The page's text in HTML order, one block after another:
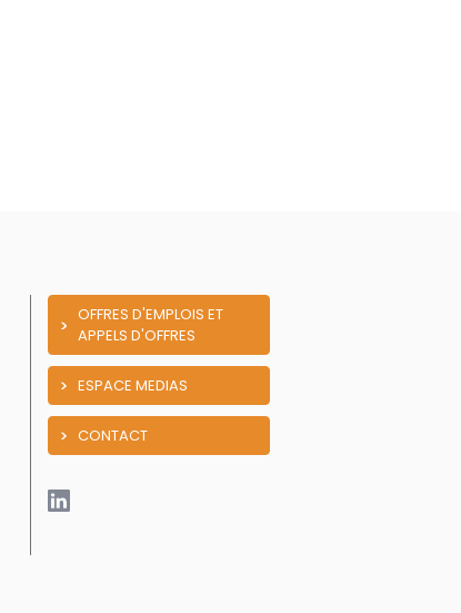
OFFRES D'EMPLOIS ET
APPELS D'OFFRES
ESPACE MEDIAS
CONTACT